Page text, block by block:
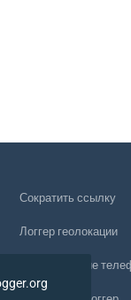
Сократить ссылку
Логгер геолокации
Отслеживание